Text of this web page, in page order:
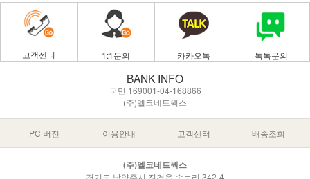
고객센터 1:1문의 카카오톡 톡톡문의
BANK INFO
국민 169001-04-168866
(주)델코네트웍스
PC 버전 이용안내 고객센터 배송조회
(주)델코네트웍스
경기도 남양주시 진건읍 송능리 342-4